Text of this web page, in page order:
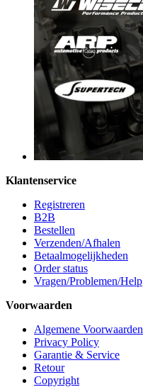
Klantenservice
Registreren
B2B
Bestellen
Verzenden/Afhalen
Betaalmogelijkheden
Order status
Vragen/Problemen/Help
Voorwaarden
Algemene Voorwaarden
Privacy Policy
Garantie & Service
Retour
Copyright